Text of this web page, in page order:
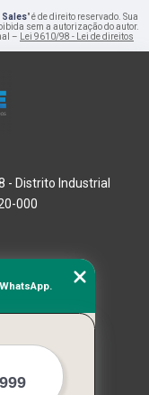
Sales" é de direito reservado. Sua
sem a autorização do autor.
–
Lei 9610/98 - Lei de direitos
- Distrito Industrial
000